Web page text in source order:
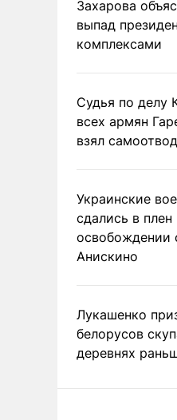
Захарова
выпад
комплексами
Судья по делу
всех армян
взял самоотвод
Украинские
сдались в плен
освобождении
Анискино
Лукашенко
белорусов
деревнях